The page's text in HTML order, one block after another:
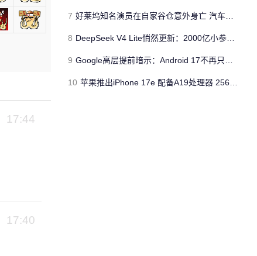
17:44
17:40
7 好莱坞知名演员在自家谷仓意外身亡 汽车搭电时突然自燃
8 DeepSeek V4 Lite悄然更新：2000亿小参数性能逼近美国顶流
9 Google高层提前暗示：Android 17不再只是操作系统
10 苹果推出iPhone 17e 配备A19处理器 256GB容量起步 刘海屏依旧